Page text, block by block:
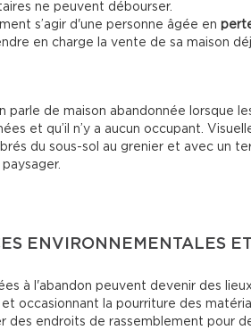
ne peuvent débourser.
s’agir d'une personne âgée en
en charge la vente de sa maison
parle de maison abandonnée lorsque
et qu’il n’y a aucun occupant.
du sous-sol au grenier et avec un
ENVIRONNEMENTALES
à l'abandon peuvent devenir des
occasionnant la pourriture des
des endroits de rassemblement pour